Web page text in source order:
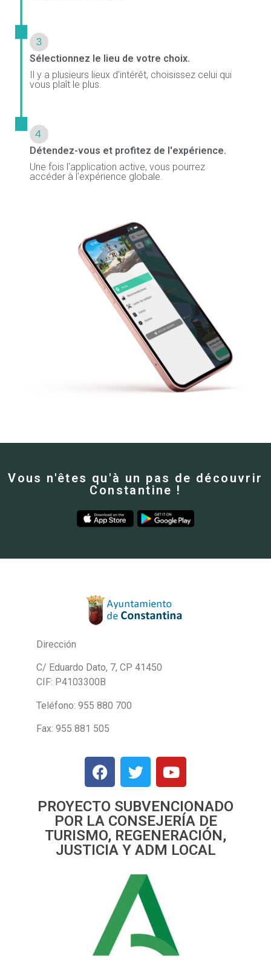
Sélectionnez le lieu de votre choix.
Il y a plusieurs lieux d'intérêt, choisissez celui qui
vous plaît le plus.
Détendez-vous et profitez de l'expérience.
Une fois l'application active, vous pourrez
accéder à l'expérience globale.
Vous n'êtes qu'à un pas de découvrir
Constantine !
Dirección
C/ Eduardo Dato, 7, CP 41450
CIF: P4103300B
Teléfono: 955 880 700
Fax: 955 881 505
PROYECTO SUBVENCIONADO
POR LA CONSEJERÍA DE
TURISMO, REGENERACIÓN,
JUSTICIA Y ADM LOCAL